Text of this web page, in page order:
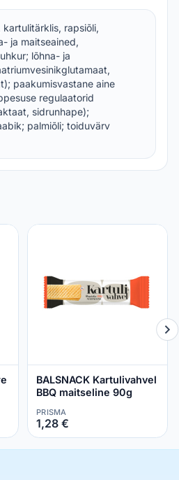
kartulitärklis, rapsiõli,
ja maitseained,
lõhna- ja
paakumisvastane aine
regulaatorid
sidrunhape);
palmiõli; toiduvärv
BALSNACK Kartulivahvel
BBQ maitseline 90g
PRISMA
1,28 €